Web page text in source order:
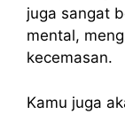
juga sangat
mental,
kecemasan.
Kamu juga